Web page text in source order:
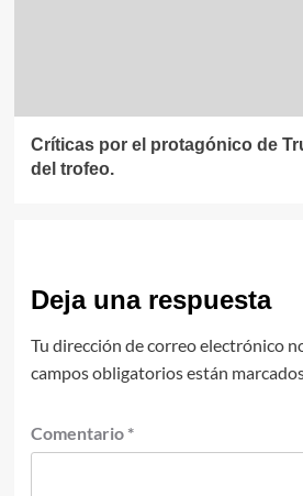
Críticas por el protagónico de
del trofeo.
Deja una respuesta
Tu dirección de correo electrónico
campos obligatorios están
Comentario *